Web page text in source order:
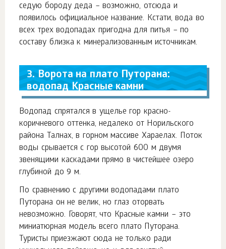
седую бороду деда – возможно, отсюда и
появилось официальное название. Кстати, вода во
всех трех водопадах пригодна для питья – по
составу близка к минерализованным источникам.
3. Ворота на плато Путорана:
водопад Красные камни
Водопад спрятался в ущелье гор красно-
коричневого оттенка, недалеко от Норильского
района Талнах, в горном массиве Хараелах. Поток
воды срывается с гор высотой 600 м двумя
звенящими каскадами прямо в чистейшее озеро
глубиной до 9 м.
По сравнению с другими водопадами плато
Путорана он не велик, но глаз оторвать
невозможно. Говорят, что Красные камни – это
миниатюрная модель всего плато Путорана.
Туристы приезжают сюда не только ради